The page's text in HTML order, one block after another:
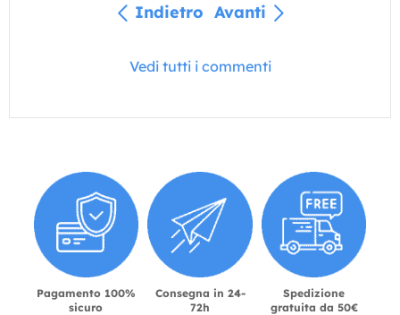
Indietro Avanti
Vedi tutti i commenti
Pagamento 100%
sicuro
Consegna in 24-
72h
Spedizione
gratuita da 50€